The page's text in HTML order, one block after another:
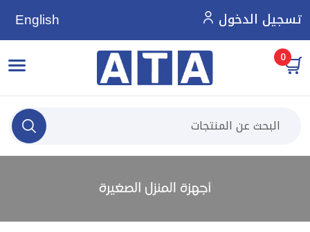
تسجيل الدخول English
0